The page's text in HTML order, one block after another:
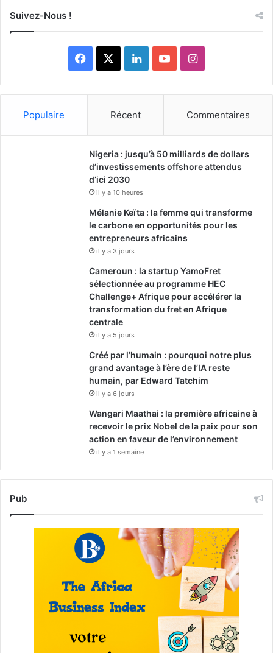
Suivez-Nous !
Facebook LinkedinYouTubeInstagram
Populaire Récent Commentaires
Nigeria : jusqu’à 50 milliards de dollars
d’investissements offshore attendus
d’ici 2030
il y a 10 heures
Mélanie Keïta : la femme qui transforme
le carbone en opportunités pour les
entrepreneurs africains
il y a 3 jours
Cameroun : la startup YamoFret
sélectionnée au programme HEC
Challenge+ Afrique pour accélérer la
transformation du fret en Afrique
centrale
il y a 5 jours
Créé par l’humain : pourquoi notre plus
grand avantage à l’ère de l’IA reste
humain, par Edward Tatchim
il y a 6 jours
Wangari Maathai : la première africaine à
recevoir le prix Nobel de la paix pour son
action en faveur de l’environnement
il y a 1 semaine
Pub